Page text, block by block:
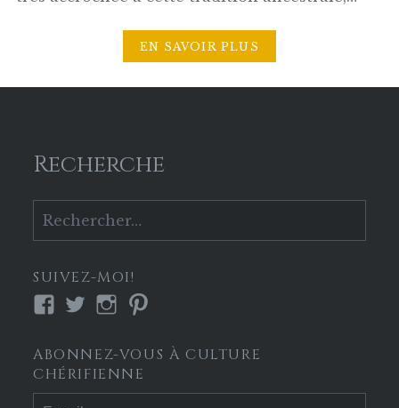
EN SAVOIR PLUS
Recherche
SUIVEZ-MOI!
Voir
profil
de
Culture-
Voir
profil
de
culture_cherif
Voir
profil
de
culture.cherifienne
profil
culturecherif
ABONNEZ-VOUS À CULTURE
CHÉRIFIENNE